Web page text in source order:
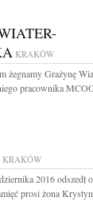
KRAKÓW
żegnamy Grażynę
pracownika
KRAKÓW
2016 odszedł
prosi żona